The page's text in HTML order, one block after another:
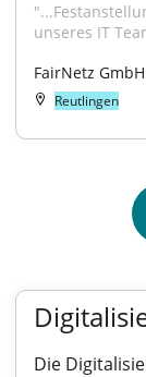
unseres IT
FairNetz GmbH
Reutlingen
Die